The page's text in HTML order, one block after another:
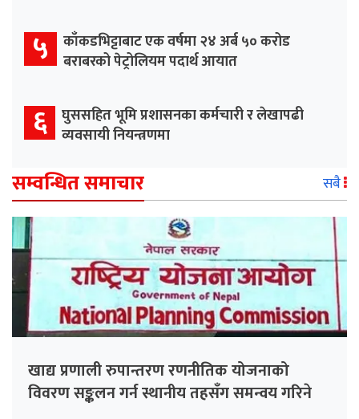
५ काँकडभिट्टाबाट एक वर्षमा २४ अर्ब ५० करोड
बराबरको पेट्रोलियम पदार्थ आयात
६ घुससहित भूमि प्रशासनका कर्मचारी र लेखापढी
व्यवसायी नियन्त्रणमा
सम्वन्धित समाचार सबै
खाद्य प्रणाली रुपान्तरण रणनीतिक योजनाको
विवरण सङ्कलन गर्न स्थानीय तहसँग समन्वय गरिने